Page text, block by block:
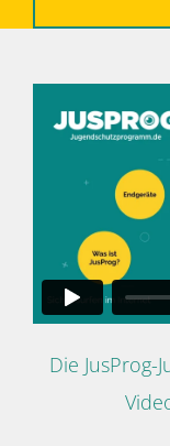
Die